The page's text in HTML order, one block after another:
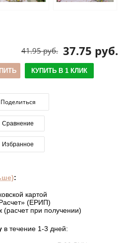
37.75 руб.
41.95 руб.
КУПИТЬ В 1 КЛИК
Поделиться
Сравнение
Избранное
:
картой
(ЕРИП)
при получении)
в течение 1-3 дней: